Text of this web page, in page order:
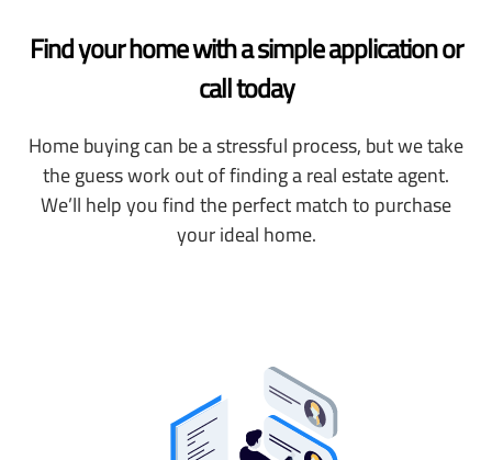
Find your home with a simple application or
call today
Home buying can be a stressful process, but we take
the guess work out of finding a real estate agent.
We’ll help you find the perfect match to purchase
your ideal home.